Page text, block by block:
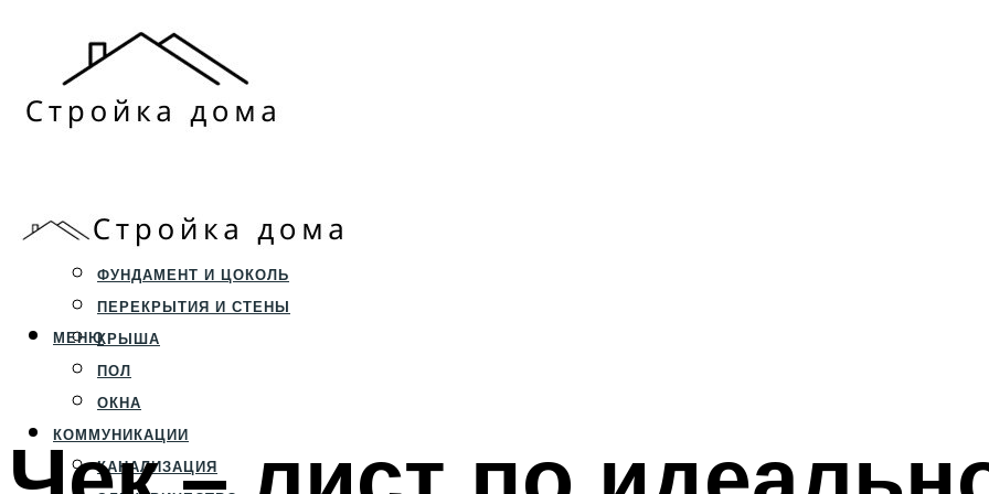
СТРОИТЕЛЬСТВО
ФУНДАМЕНТ И ЦОКОЛЬ
ПЕРЕКРЫТИЯ И СТЕНЫ
КРЫША
ПОЛ
ОКНА
КОММУНИКАЦИИ
КАНАЛИЗАЦИЯ
МЕНЮ